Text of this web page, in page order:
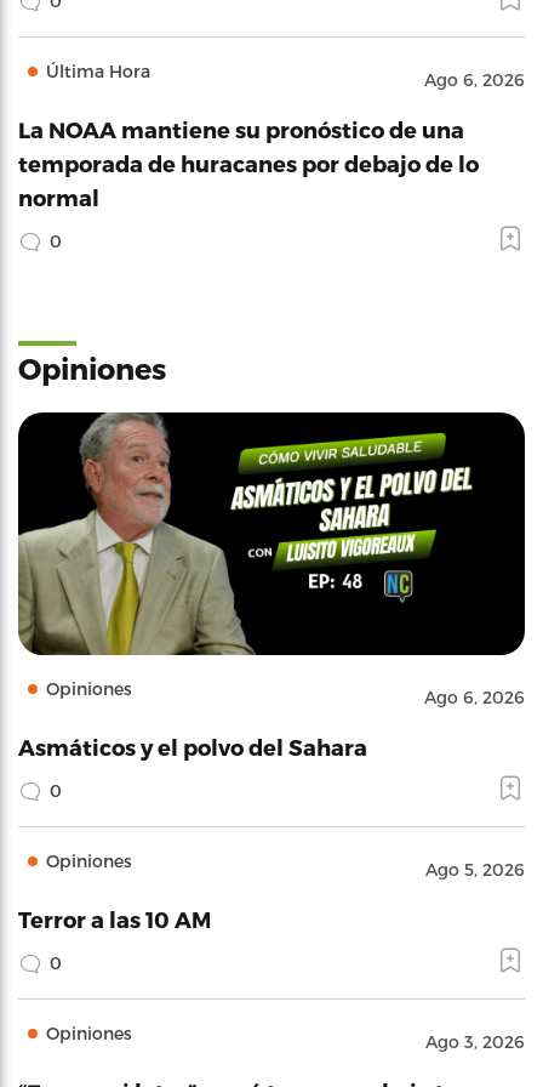
Última Hora Ago 6, 2026
La NOAA mantiene su pronóstico de una
temporada de huracanes por debajo de lo
normal
0
Opiniones
Opiniones Ago 6, 2026
Asmáticos y el polvo del Sahara
0
Opiniones Ago 5, 2026
Terror a las 10 AM
0
Opiniones Ago 3, 2026